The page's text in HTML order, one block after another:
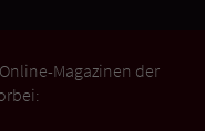
Magazinen der